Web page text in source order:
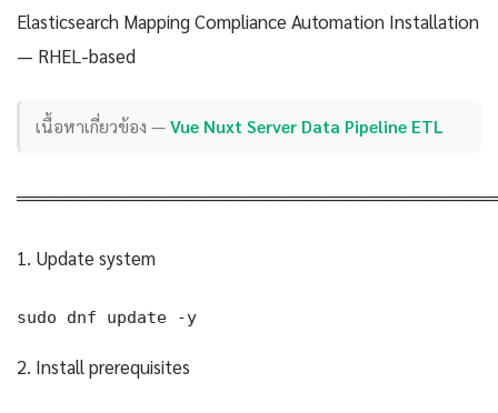
Elasticsearch Mapping Compliance Automation Installation
— RHEL-based
เนื้อหาเกี่ยวข้อง —Vue Nuxt Server Data Pipeline ETL
1. Update system
sudo dnf update -y
2. Install prerequisites